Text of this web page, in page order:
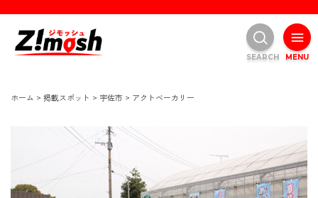
ホーム > 掲載スポット > 宇佐市 > アクトベーカリー
MENU
SEARCH